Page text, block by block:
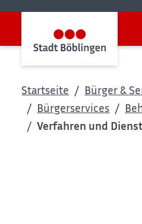
Startseite
Bürger &
Bürgerservices
Verfahren und